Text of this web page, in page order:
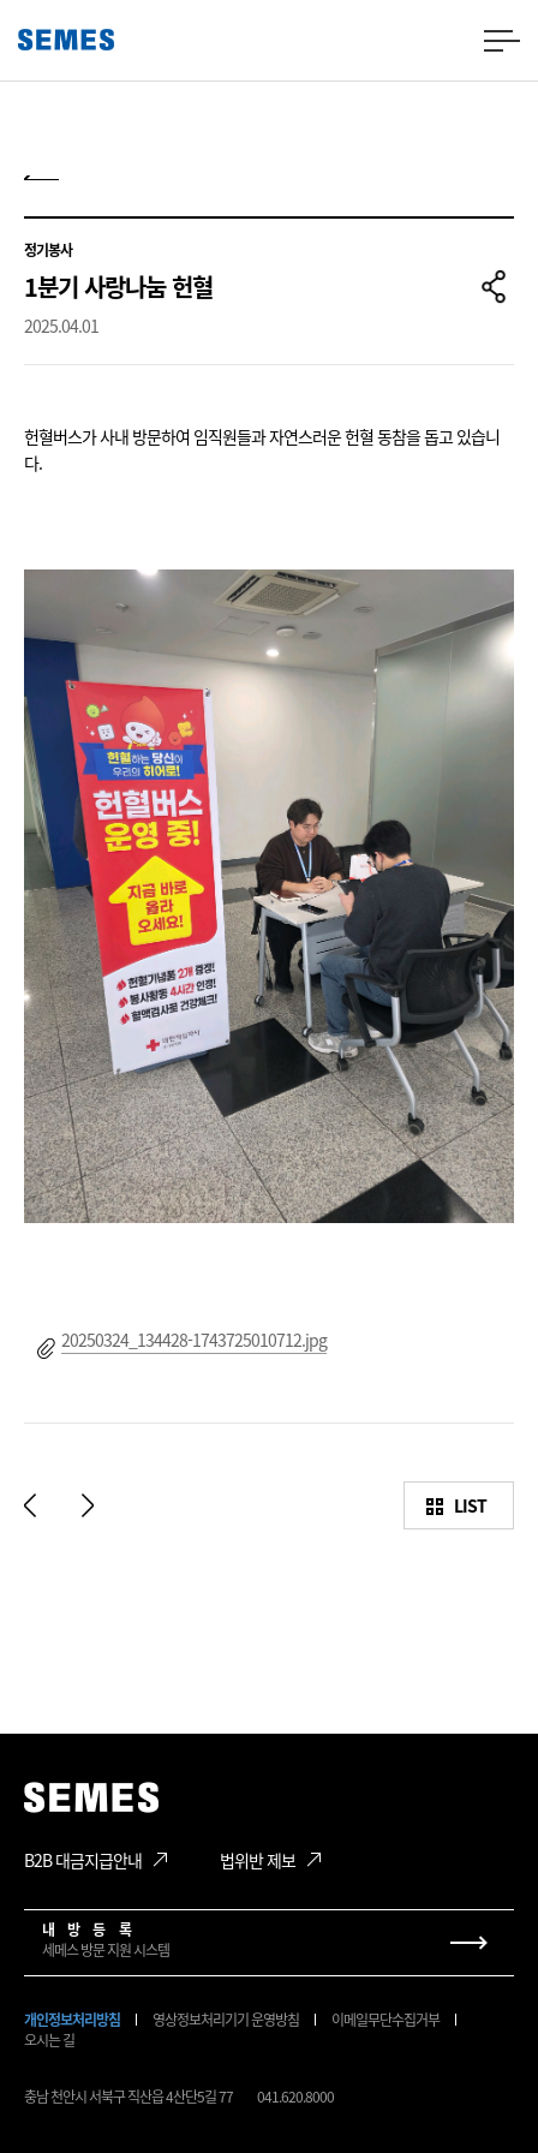
정기봉사
1분기 사랑나눔 헌혈
2025.04.01
헌혈버스가 사내 방문하여 임직원들과 자연스러운 헌혈 동참을 돕고 있습니
다.
20250324_134428-1743725010712.jpg
LIST
B2B 대금지급안내 법위반 제보
내 방 등 록
세메스 방문 지원 시스템
개인정보처리방침 영상정보처리기기 운영방침
이메일무단수집거부
오시는 길
충남 천안시 서북구 직산읍 4산단5길 77 041.620.8000